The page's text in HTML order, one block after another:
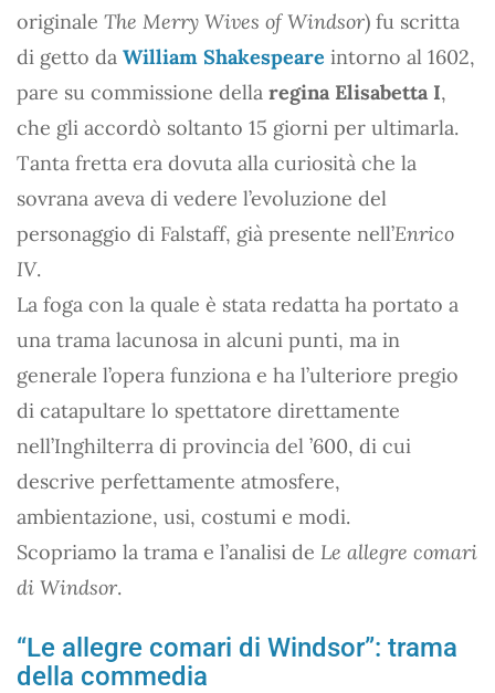
originale The Merry Wives of Windsor) fu scritta
di getto da William Shakespeare intorno al 1602,
pare su commissione della regina Elisabetta I,
che gli accordò soltanto 15 giorni per ultimarla.
Tanta fretta era dovuta alla curiosità che la
sovrana aveva di vedere l’evoluzione del
personaggio di Falstaff, già presente nell’Enrico
IV.
La foga con la quale è stata redatta ha portato a
una trama lacunosa in alcuni punti, ma in
generale l’opera funziona e ha l’ulteriore pregio
di catapultare lo spettatore direttamente
nell’Inghilterra di provincia del ’600, di cui
descrive perfettamente atmosfere,
ambientazione, usi, costumi e modi.
Scopriamo la trama e l’analisi de Le allegre comari
di Windsor.
“Le allegre comari di Windsor”: trama
della commedia